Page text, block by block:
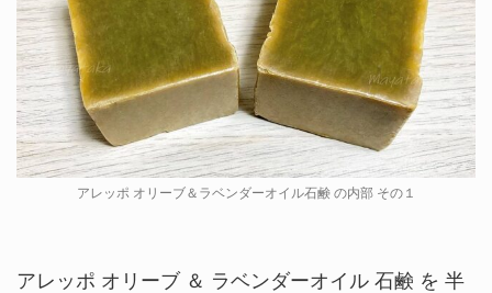
アレッポ オリーブ＆ラベンダーオイル石鹸 の内部 その１
アレッポ オリーブ ＆ ラベンダーオイル 石鹸 を 半